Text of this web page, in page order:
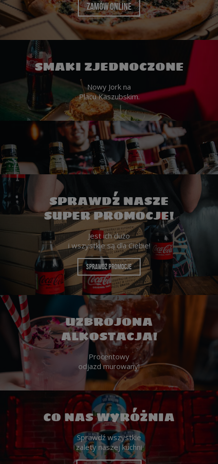
ZAMÓW ONLINE
SMAKI ZJEDNOCZONE
Nowy Jork na
Placu Kaszubskim.
SPRAWDŹ NASZE
SUPER PROMOCJE!
Jest ich dużo
i wszystkie są dla Ciebie!
SPRAWDŹ PROMOCJE
UZBROJONA
ALKOSTACJA!
Procentowy
odjazd murowany!
CO NAS WYRÓŻNIA
Sprawdź wszystkie
zalety naszej kuchni